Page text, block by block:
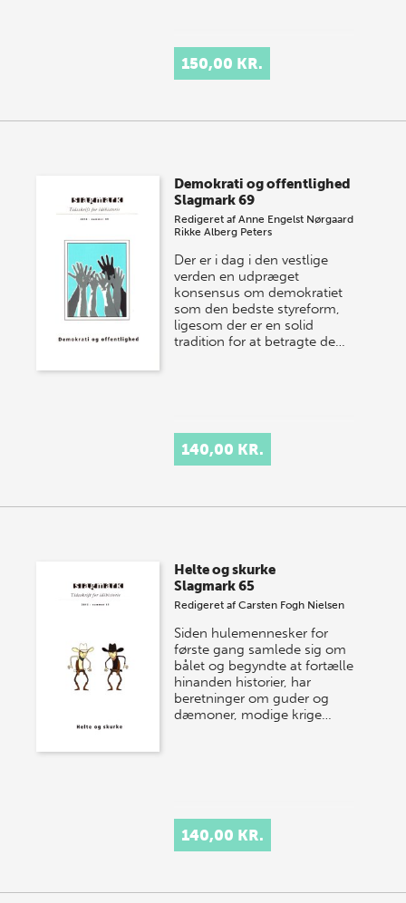
150,00 KR.
Demokrati og offentlighed
Slagmark 69
Redigeret afAnne Engelst Nørgaard
Rikke Alberg Peters
Der er i dag i den vestlige
verden en udpræget
konsensus om demokratiet
som den bedste styreform,
ligesom der er en solid
tradition for at betragte de…
140,00 KR.
Helte og skurke
Slagmark 65
Redigeret afCarsten Fogh Nielsen
Siden hulemennesker for
første gang samlede sig om
bålet og begyndte at fortælle
hinanden historier, har
beretninger om guder og
dæmoner, modige krige…
140,00 KR.